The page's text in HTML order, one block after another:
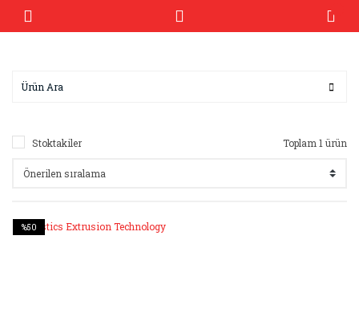
Stoktakiler Toplam 1 ürün
%50